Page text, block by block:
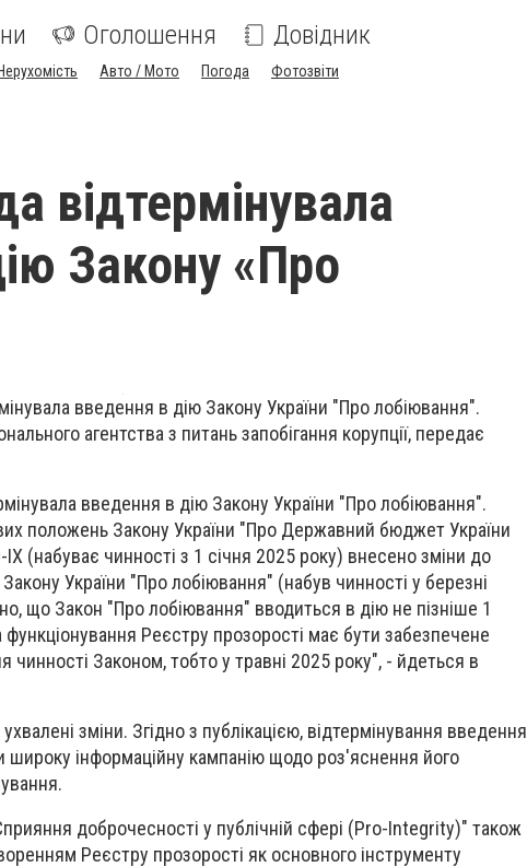
Оголошення Довідник
Нерухомість Авто / Мото Погода Фотозвіти
відтермінувала
Закону «Про
введення в дію Закону України "Про лобіювання".
агентства з питань запобігання корупції, передає
введення в дію Закону України "Про лобіювання".
положень Закону України "Про Державний бюджет України
(набуває чинності з 1 січня 2025 року) внесено зміни до
Закону України "Про лобіювання" (набув чинності у березні
що Закон "Про лобіювання" вводиться в дію не пізніше 1
Реєстру прозорості має бути забезпечене
чинності Законом, тобто у травні 2025 року", - йдеться в
зміни. Згідно з публікацією, відтермінування введення
широку інформаційну кампанію щодо роз'яснення його
доброчесності у публічній сфері (Pro-Integrity)" також
Реєстру прозорості як основного інструменту